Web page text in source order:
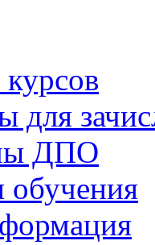
для
ДПО
обучения